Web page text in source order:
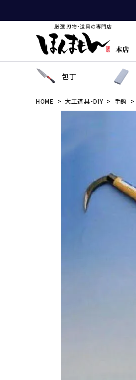
厳選 刃物・道具の専門店
包丁
特殊包丁
シャープナー
安全防具
水田用除草用具
土木用品
おろし金・鰹節削り
HOME 大工道具・DIY 手鉤